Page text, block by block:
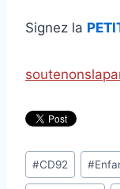
Signez la
Étiquettes
de
#CD92 #